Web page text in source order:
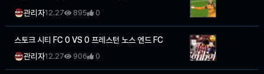
관리자12.27 895 0
스토크 시티 FC 0 VS 0 프레스턴 노스 엔드 FC
관리자12.27 906 0